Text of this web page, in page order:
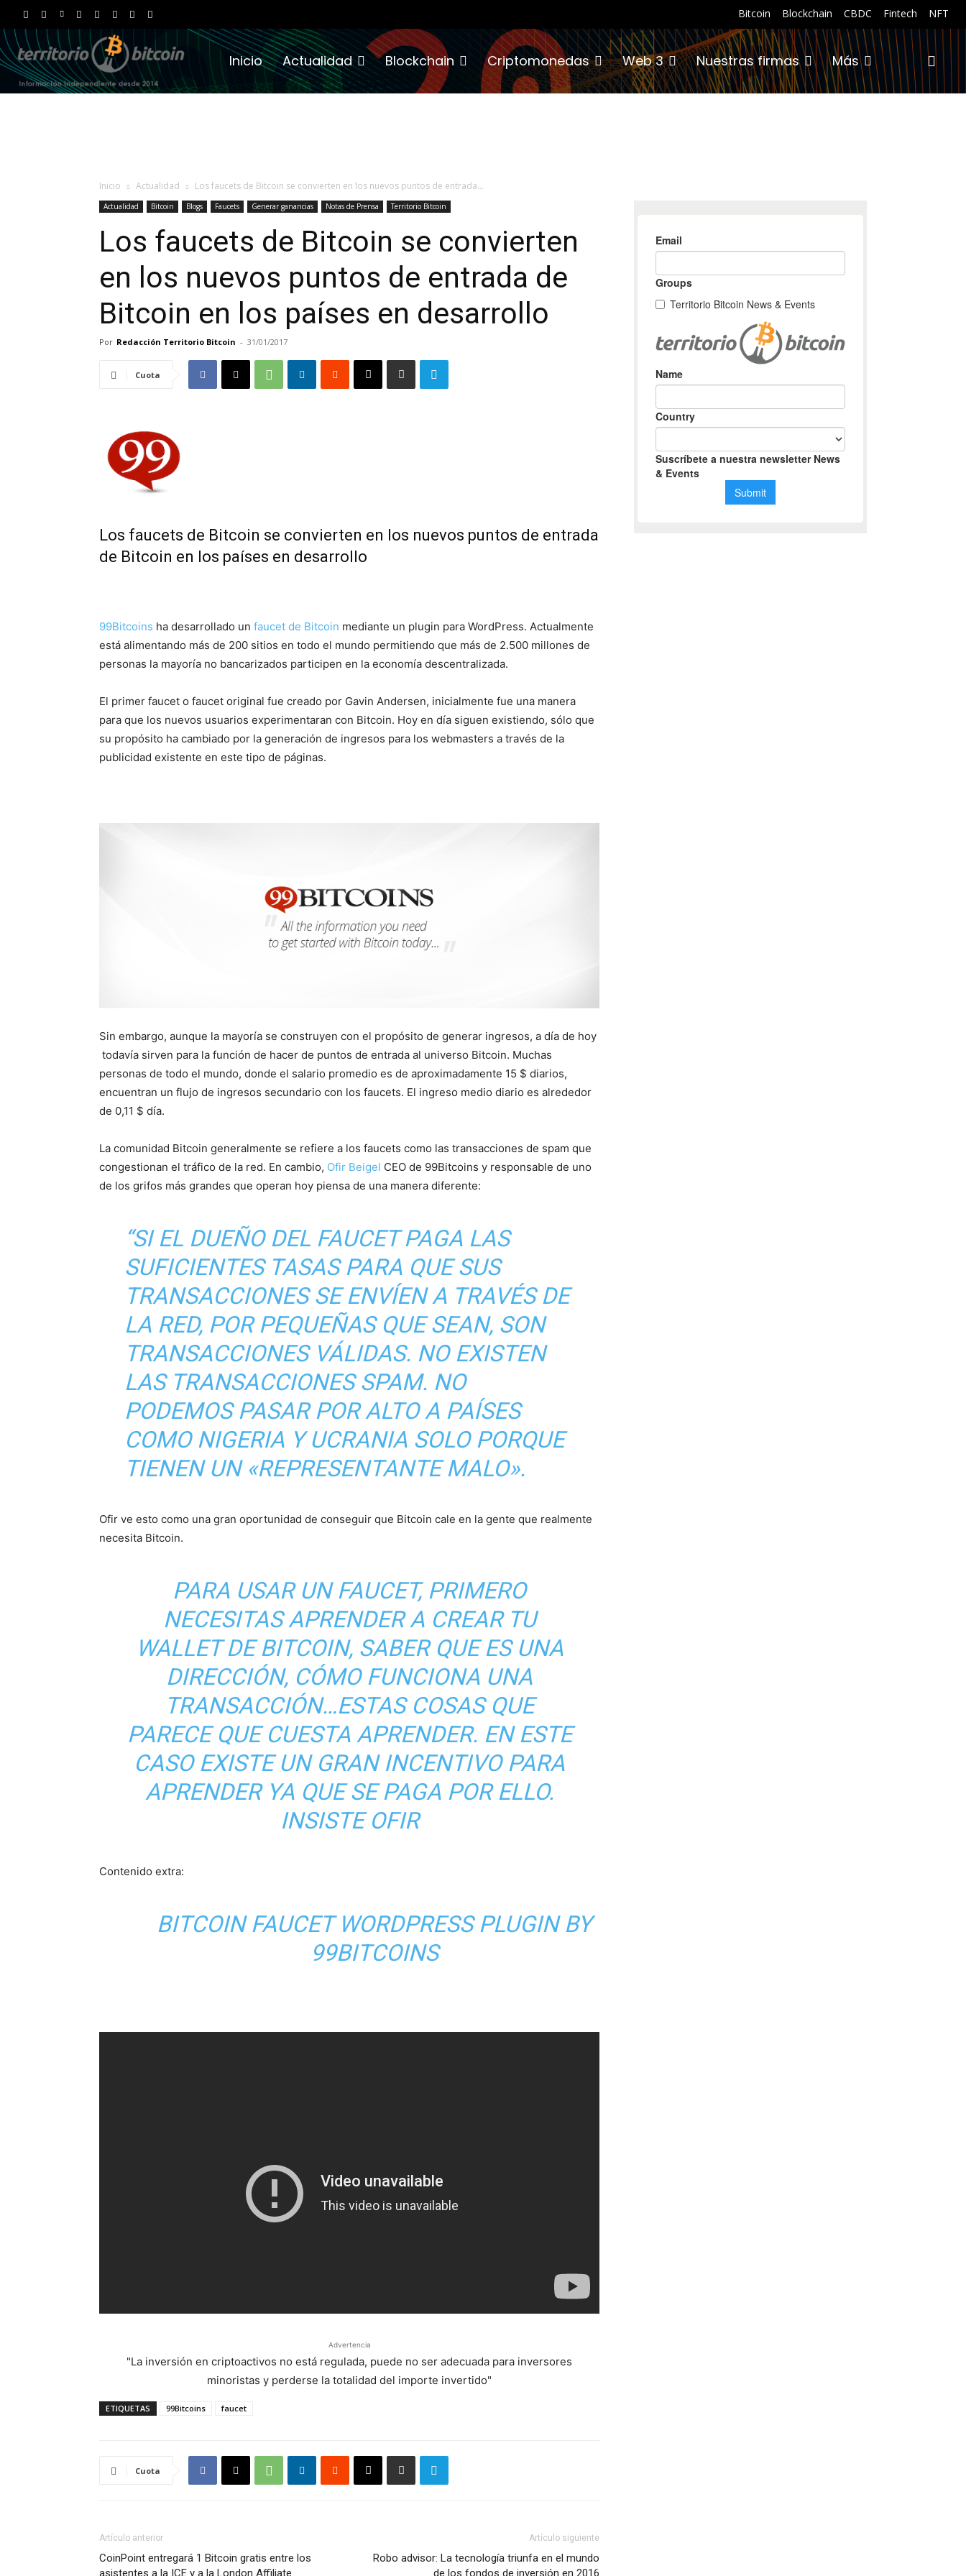
Bitcoin Blockchain CBDC Fintech NFT
Inicio Actualidad Blockchain Criptomonedas Web 3 Nuestras firmas Más
Inicio Actualidad Los faucets de Bitcoin se convierten en los nuevos puntos de entrada...
Actualidad Bitcoin Blogs Faucets Generar ganancias Notas de Prensa Territorio Bitcoin
Los faucets de Bitcoin se convierten
en los nuevos puntos de entrada de
Bitcoin en los países en desarrollo
Por Redacción Territorio Bitcoin - 31/01/2017
Cuota
Los faucets de Bitcoin se convierten en los nuevos puntos de entrada
de Bitcoin en los países en desarrollo
99Bitcoins ha desarrollado un faucet de Bitcoin mediante un plugin para WordPress. Actualmente
está alimentando más de 200 sitios en todo el mundo permitiendo que más de 2.500 millones de
personas la mayoría no bancarizados participen en la economía descentralizada.
El primer faucet o faucet original fue creado por Gavin Andersen, inicialmente fue una manera
para que los nuevos usuarios experimentaran con Bitcoin. Hoy en día siguen existiendo, sólo que
su propósito ha cambiado por la generación de ingresos para los webmasters a través de la
publicidad existente en este tipo de páginas.
Sin embargo, aunque la mayoría se construyen con el propósito de generar ingresos, a día de hoy
todavía sirven para la función de hacer de puntos de entrada al universo Bitcoin. Muchas
personas de todo el mundo, donde el salario promedio es de aproximadamente 15 $ diarios,
encuentran un flujo de ingresos secundario con los faucets. El ingreso medio diario es alrededor
de 0,11 $ día.
La comunidad Bitcoin generalmente se refiere a los faucets como las transacciones de spam que
congestionan el tráfico de la red. En cambio, Ofir Beigel CEO de 99Bitcoins y responsable de uno
de los grifos más grandes que operan hoy piensa de una manera diferente:
“SI EL DUEÑO DEL FAUCET PAGA LAS
SUFICIENTES TASAS PARA QUE SUS
TRANSACCIONES SE ENVÍEN A TRAVÉS DE
LA RED, POR PEQUEÑAS QUE SEAN, SON
TRANSACCIONES VÁLIDAS. NO EXISTEN
LAS TRANSACCIONES SPAM. NO
PODEMOS PASAR POR ALTO A PAÍSES
COMO NIGERIA Y UCRANIA SOLO PORQUE
TIENEN UN «REPRESENTANTE MALO».
Ofir ve esto como una gran oportunidad de conseguir que Bitcoin cale en la gente que realmente
necesita Bitcoin.
PARA USAR UN FAUCET, PRIMERO
NECESITAS APRENDER A CREAR TU
WALLET DE BITCOIN, SABER QUE ES UNA
DIRECCIÓN, CÓMO FUNCIONA UNA
TRANSACCIÓN…ESTAS COSAS QUE
PARECE QUE CUESTA APRENDER. EN ESTE
CASO EXISTE UN GRAN INCENTIVO PARA
APRENDER YA QUE SE PAGA POR ELLO.
INSISTE OFIR
Contenido extra:
BITCOIN FAUCET WORDPRESS PLUGIN BY
99BITCOINS
Advertencia
"La inversión en criptoactivos no está regulada, puede no ser adecuada para inversores
minoristas y perderse la totalidad del importe invertido"
ETIQUETAS 99Bitcoins faucet
Cuota
Artículo anterior
CoinPoint entregará 1 Bitcoin gratis entre los
asistentes a la ICE y a la London Affiliate
Artículo siguiente
Robo advisor: La tecnología triunfa en el mundo
de los fondos de inversión en 2016